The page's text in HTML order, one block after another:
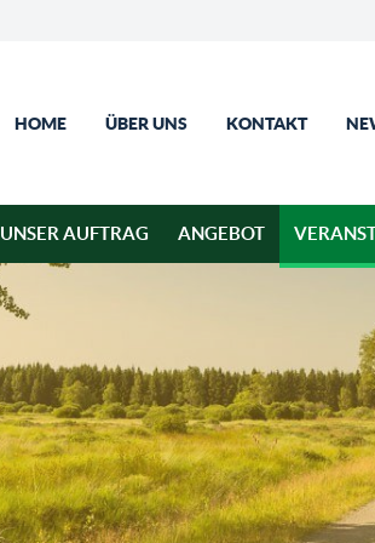
HOME ÜBER UNS KONTAKT
UNSER AUFTRAG ANGEBOT